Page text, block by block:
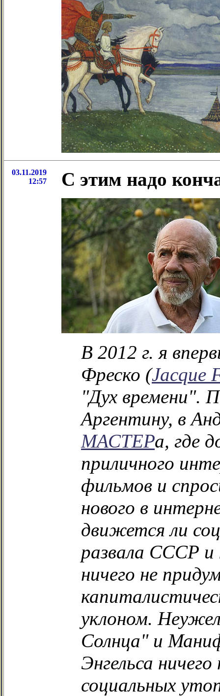
03.11.2019
12:57
С этим надо
В 2012 г. я
Фреско (Jacque
"Дух времени".
Аргентину, в
МАСТЕРа, где
приличного
фильмов и
нового в
движется ли
развала СССР и
ничего не
уклоном.
Солнца" и
Энгельса ничего
социальных